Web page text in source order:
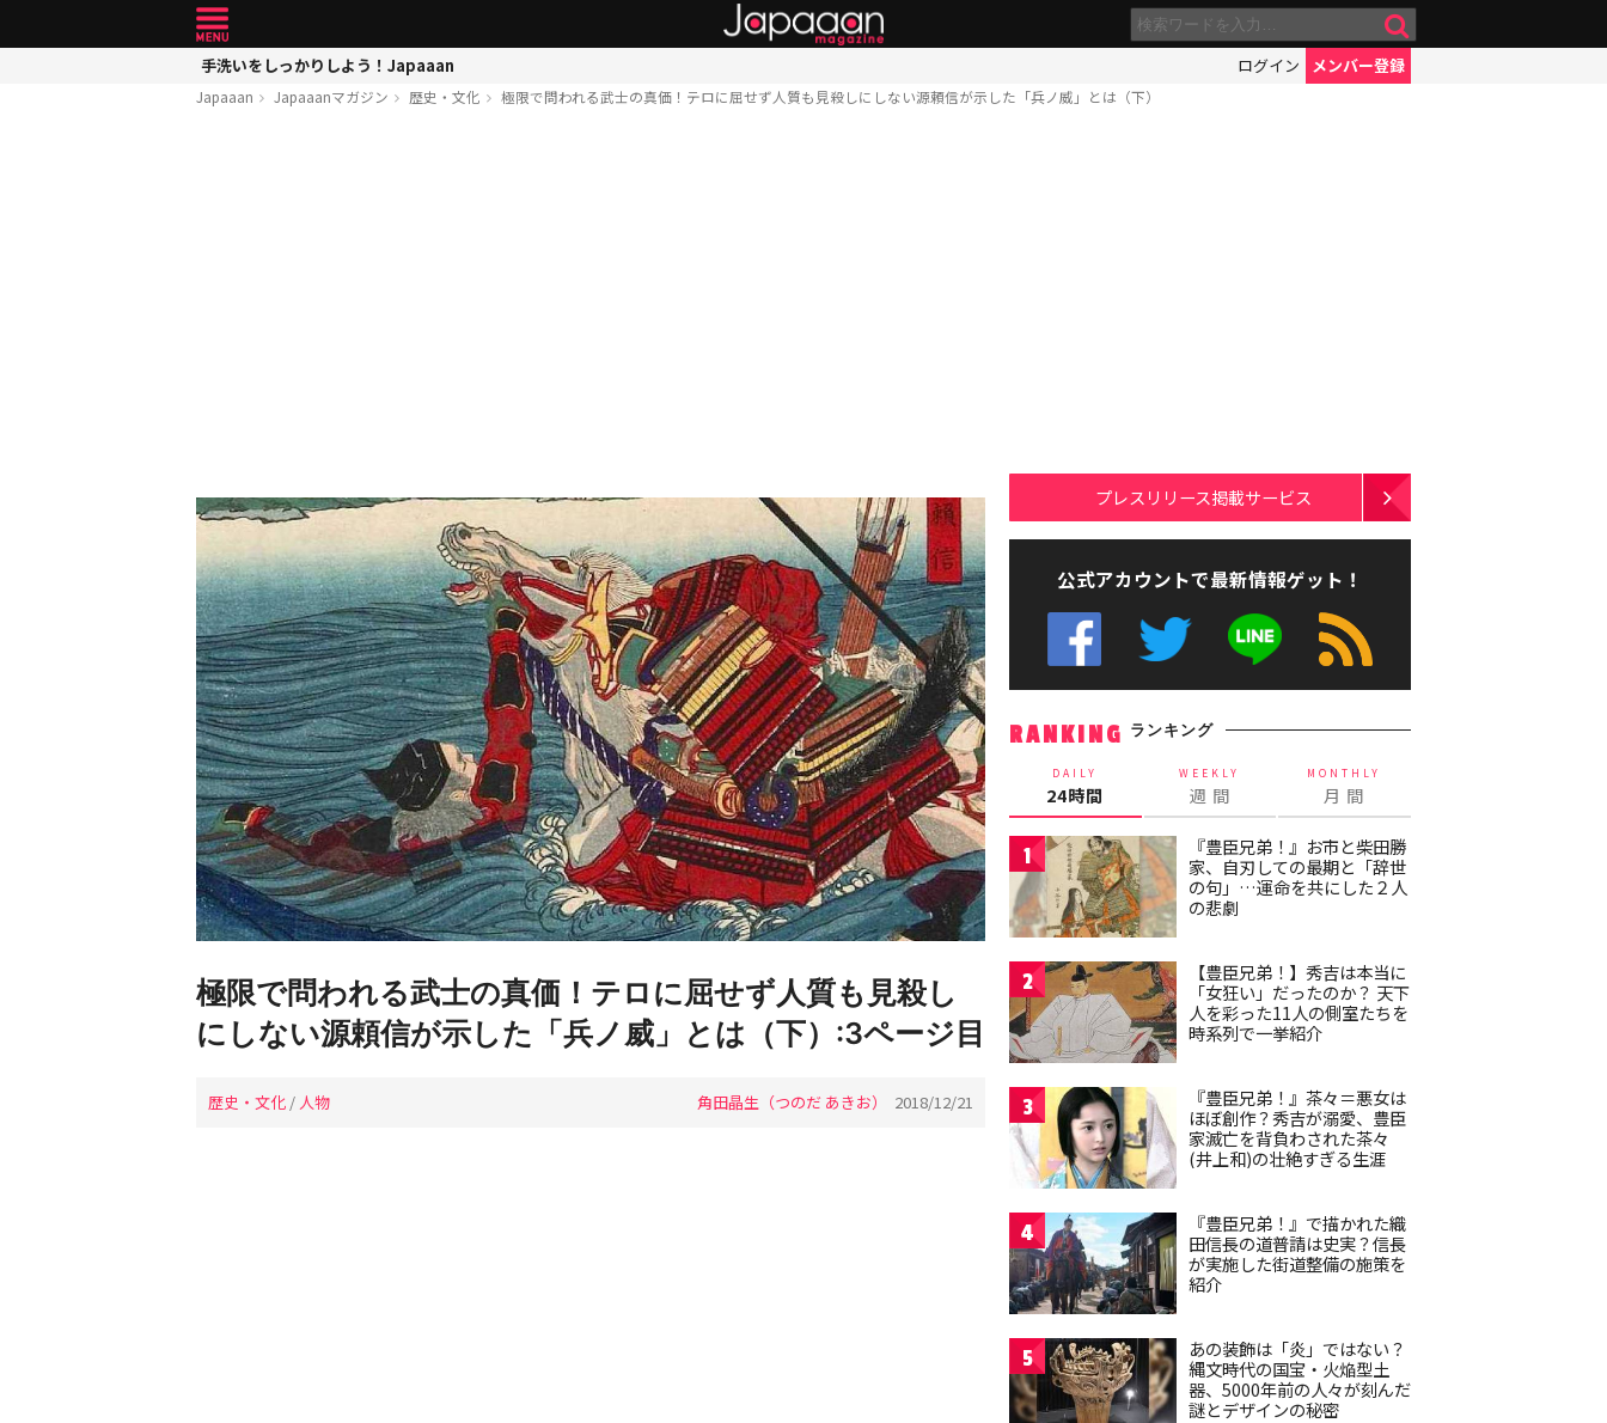
手洗いをしっかりしよう！Japaaan ログイン メンバー登録
Japaaan Japaaanマガジン 歴史・文化 極限で問われる武士の真価！テロに屈せず人質も見殺しにしない源頼信が示した「兵ノ威」とは（下）
極限で問われる武士の真価！テロに屈せず人質も見殺し
にしない源頼信が示した「兵ノ威」とは（下）:3ページ目
歴史・文化 / 人物 角田晶生（つのだ あきお） 2018/12/21
プレスリリース掲載サービス
公式アカウントで最新情報ゲット！
RANKING ランキング
DAILY
24時間
WEEKLY
週 間
MONTHLY
月 間
1
『豊臣兄弟！』お市と柴田勝
家、自刃しての最期と「辞世
の句」…運命を共にした２人
の悲劇
2
【豊臣兄弟！】秀吉は本当に
「女狂い」だったのか？ 天下
人を彩った11人の側室たちを
時系列で一挙紹介
3
『豊臣兄弟！』茶々＝悪女は
ほぼ創作？秀吉が溺愛、豊臣
家滅亡を背負わされた茶々
(井上和)の壮絶すぎる生涯
4
『豊臣兄弟！』で描かれた織
田信長の道普請は史実？信長
が実施した街道整備の施策を
紹介
5
あの装飾は「炎」ではない？
縄文時代の国宝・火焔型土
器、5000年前の人々が刻んだ
謎とデザインの秘密